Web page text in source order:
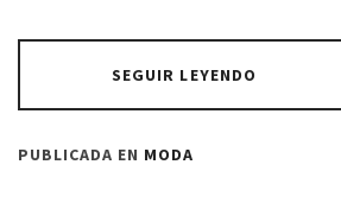
SEGUIR LEYENDO
PUBLICADA EN MODA